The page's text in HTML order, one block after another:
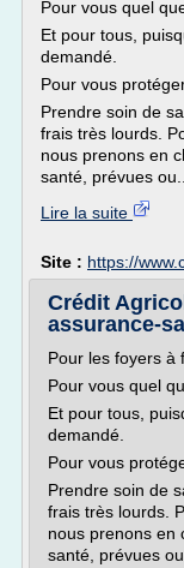
Pour vous quel
Et pour tous,
demandé.
Pour vous
Prendre soin de
frais très lourds.
nous prenons en
santé, prévues ou...
Lire la suite
Site : https://
Crédit
assurance-
Pour les foyers à
Pour vous quel
Et pour tous,
demandé.
Pour vous
Prendre soin de
frais très lourds.
nous prenons en
santé, prévues